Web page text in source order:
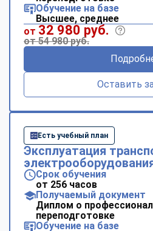
Обучение на базе
Высшее, среднее
от 32 980 руб.
от 54 980 руб.
Оставить
Есть учебный план
Эксплуатация
Срок обучения
от 256 часов
Получаемый документ
Диплом о
переподготовке
Обучение на базе